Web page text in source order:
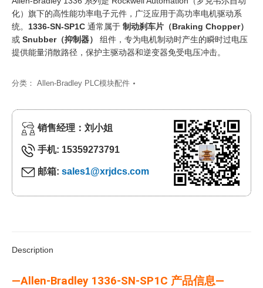
化）旗下的高性能功率电子元件，广泛应用于高功率电机驱动系
统。 1336-SN-SP1C 通常属于 制动刹车片（Braking Chopper）
或 Snubber（抑制器）
‍ 组件，专为电机制动时产生的瞬时过电压
提供能量消散路径，保护主驱动器和逆变器免受电压冲击。
分类： Allen-Bradley PLC模块配件
销售经理：刘小姐
手机: 15359273791
邮箱: sales1@xrjdcs.com
Description
—Allen-Bradley 1336-SN-SP1C 产品信息—